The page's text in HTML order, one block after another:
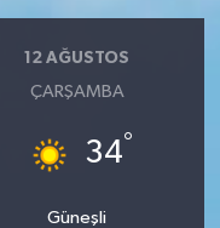
12 AĞUSTOS
ÇARŞAMBA
34°
Güneşli